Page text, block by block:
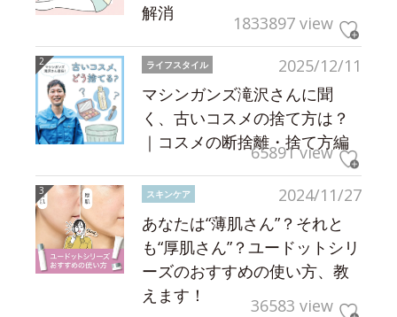
解消
1833897 view
2025/12/11
ライフスタイル
マシンガンズ滝沢さんに聞
く、古いコスメの捨て方は？
｜コスメの断捨離・捨て方編
65891 view
2024/11/27
スキンケア
あなたは“薄肌さん”？それと
も“厚肌さん”？ユードットシリ
ーズのおすすめの使い方、教
えます！
36583 view